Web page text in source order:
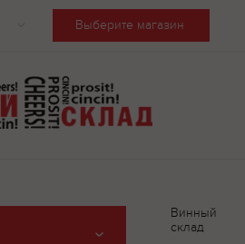
Выберите магазин
Винный
склад